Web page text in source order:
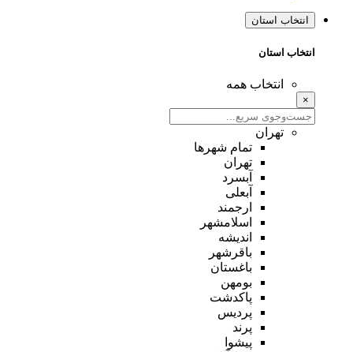
انتخاب استان
انتخاب استان
انتخاب همه
×
تهران
تمام شهر‌ها
تهران
آبسرد
آبعلی
ارجمند
اسلامشهر
اندیشه
باقرشهر
باغستان
بومهن
پاکدشت
پردیس
پرند
پیشوا